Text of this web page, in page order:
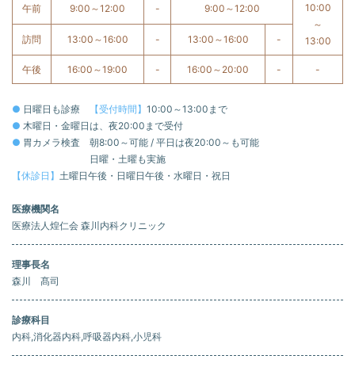
午前 9:00～12:00 - 9:00～12:00
10:00
～
13:00
訪問 13:00～16:00 - 13:00～16:00 -
午後 16:00～19:00 - 16:00～20:00 - -
● 日曜日も診療 【受付時間】 10:00～13:00まで
● 木曜日・金曜日は、夜20:00まで受付
● 胃カメラ検査 朝8:00～可能 / 平日は夜20:00～も可能
日曜・土曜も実施
【休診日】 土曜日午後・日曜日午後・水曜日・祝日
医療機関名
医療法人煌仁会 森川内科クリニック
理事長名
森川 髙司
診療科目
内科,消化器内科,呼吸器内科,小児科